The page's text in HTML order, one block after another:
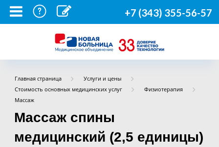
+7 (343) 355-56-57
Главная страница
Услуги и цены
Стоимость основных медицинских услуг
Физиотерапия
Массаж
Массаж спины
медицинский (2,5 единицы)